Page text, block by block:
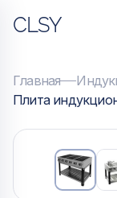
CLSY
меню
Главная
Плита